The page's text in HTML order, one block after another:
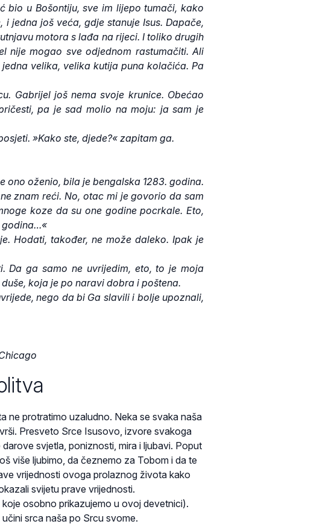
bio u Bošontiju, sve im lijepo tumači, kako
jedna još veća, gdje stanuje Isus. Dapače,
motora s lađa na rijeci. I toliko drugih
nije mogao sve odjednom rastumačiti. Ali
velika, velika kutija puna kolačića. Pa
Gabrijel još nema svoje krunice. Obećao
pa je sad molio na moju: ja sam je
»Kako ste, djede?« zapitam ga.
ono oženio, bila je bengalska 1283. godina.
znam reći. No, otac mi je govorio da sam
koze da su one godine pocrkale. Eto,
godina…«
Hodati, također, ne može daleko. Ipak je
Da ga samo ne uvrijedim, eto, to je moja
koja je po naravi dobra i poštena.
nego da bi Ga slavili i bolje upoznali,
ne protratimo uzaludno. Neka se svaka naša
Presveto Srce Isusovo, izvore svakoga
svjetla, poniznosti, mira i ljubavi. Poput
više ljubimo, da čeznemo za Tobom i da te
vrijednosti ovoga prolaznog života kako
svijetu prave vrijednosti.
osobno prikazujemo u ovoj devetnici).
srca naša po Srcu svome.